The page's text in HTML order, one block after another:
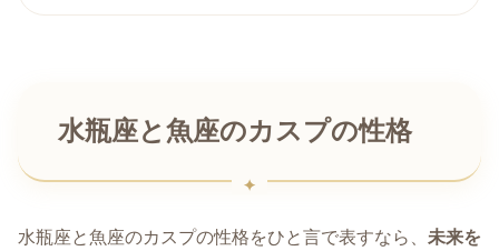
水瓶座と魚座のカスプの性格
水瓶座と魚座のカスプの性格をひと言で表すなら、 未来を